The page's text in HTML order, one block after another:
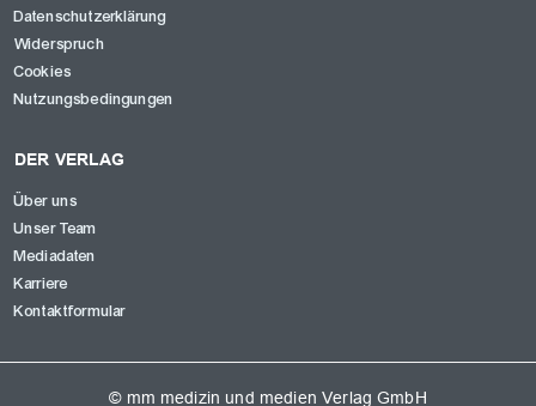
Datenschutzerklärung
Widerspruch
Cookies
Nutzungsbedingungen
DER VERLAG
Über uns
Unser Team
Mediadaten
Karriere
Kontaktformular
© mm medizin und medien Verlag GmbH